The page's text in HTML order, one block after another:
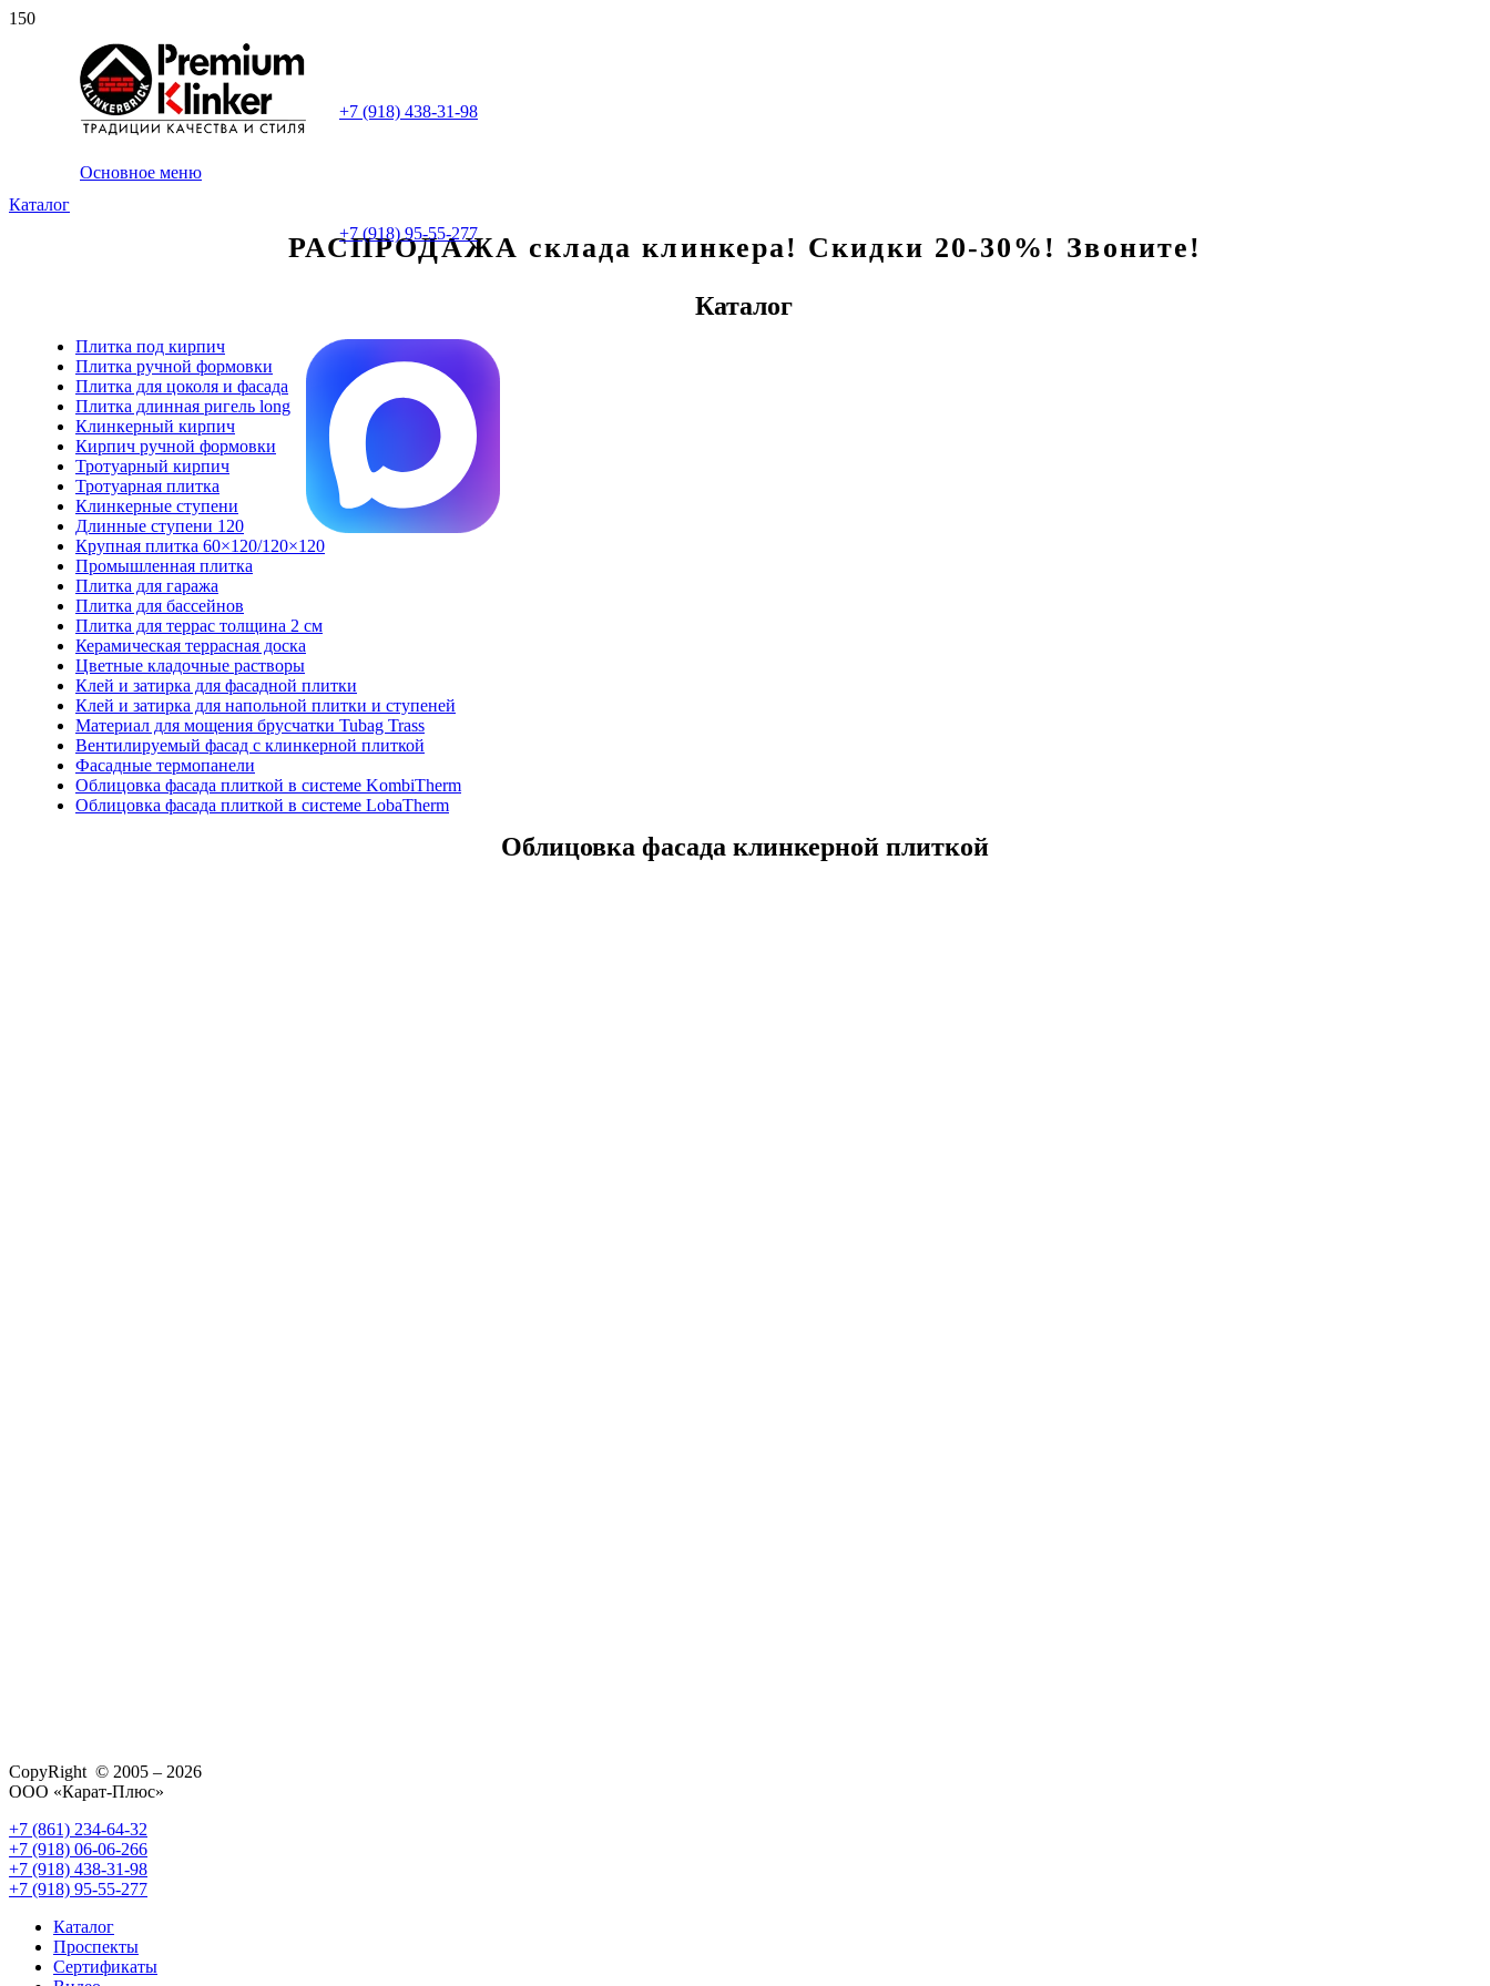
+7 (918) 438-31-98
+7 (918) 95-55-277
Основное меню
Каталог
РАСПРОДАЖА склада клинкера! Скидки 20-30%! Звоните!
Каталог
Плитка под кирпич
Плитка ручной формовки
Плитка для цоколя и фасада
Плитка длинная ригель long
Клинкерный кирпич
Кирпич ручной формовки
Тротуарный кирпич
Тротуарная плитка
Клинкерные ступени
Длинные ступени 120
Крупная плитка 60×120/120×120
Промышленная плитка
Плитка для гаража
Плитка для бассейнов
Плитка для террас толщина 2 см
Керамическая террасная доска
Цветные кладочные растворы
Клей и затирка для фасадной плитки
Клей и затирка для напольной плитки и ступеней
Материал для мощения брусчатки Tubag Trass
Вентилируемый фасад с клинкерной плиткой
Фасадные термопанели
Облицовка фасада плиткой в системе KombiTherm
Облицовка фасада плиткой в системе LobaTherm
Облицовка фасада клинкерной плиткой
CopyRight © 2005 – 2026
ООО «Карат-Плюс»
+7 (861) 234-64-32
+7 (918) 06-06-266
+7 (918) 438-31-98
+7 (918) 95-55-277
Каталог
Проспекты
Сертификаты